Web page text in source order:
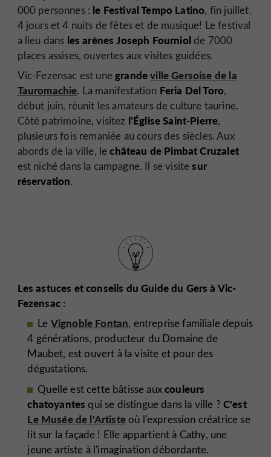
000 personnes : le Festival Tempo Latino, fin juillet.
4 jours et 4 nuits de fêtes et de musique! Le festival
a lieu dans les arènes Joseph Fourniol de 7000
places assises, ouvertes aux visites guidées.
Vic-Fezensac est unegrandeville Gersoise de la
Tauromachie. La manifestation Feria Del Toro,
début juin, réunit les amateurs de culture taurine.
Côté patrimoine, visitez l’Église Saint-Pierre,
plusieurs fois remaniée au cours des siècles. Aux
abords de la ville, lechâteau de Pimbat Cruzalet
est niché dans la campagne. Il se visitesur
réservation.
Les astuces et conseils du Guide du Gers à Vic-
Fezensac :
Le Vignoble Fontan, entreprise familiale depuis
4 générations, producteur du Domaine de
Maubet, est ouvert à la visite et pour des
dégustations.
Quelle est cette bâtisse auxcouleurs
chatoyantes qui se distingue dans la ville ? C'est
Le Musée de l'Artisteoù l'expression créatrice se
lit sur la façade ! Elle appartient à Cathy, une
jeune artiste à l'imagination débordante.